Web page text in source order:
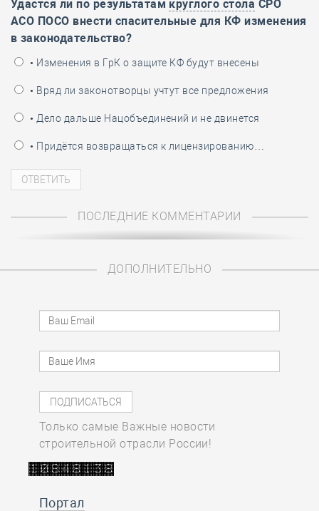
Удастся ли по результатам круглого стола СРО
АСО ПОСО внести спасительные для КФ изменения
в законодательство?
• Изменения в ГрК о защите КФ будут внесены
• Вряд ли законотворцы учтут все предложения
• Дело дальше Нацобъединений и не двинется
• Придётся возвращаться к лицензированию…
ПОСЛЕДНИЕ КОММЕНТАРИИ
ДОПОЛНИТЕЛЬНО
Только самые Важные новости
строительной отрасли России!
Портал